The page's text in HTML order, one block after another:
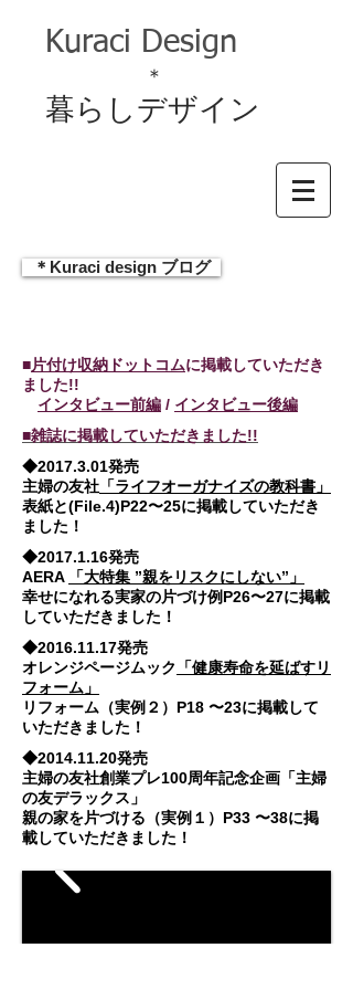
Kuraci Design
＊
暮らしデザイン
＊Kuraci design ブログ
■片付け収納ドットコムに掲載していただき
ました!!
インタビュー前編 / インタビュー後編
■雑誌に掲載していただきました!!
◆2017.3.01発売
主婦の友社 「ライフオーガナイズの教科書」
表紙と(File.4)P22〜25に掲載していただき
ました！
◆2017.1.16発売
AERA
「大特集 ”親をリスクにしない”」
幸せになれる実家の片づけ例P26〜27に掲載
していただきました！
◆2016.11.17発売
オレンジページムック
「健康寿命を延ばすリ
フォーム」
リフォーム（実例２）P18 〜23に掲載して
いただきました！
◆2014.11.20発売
主婦の友社創業プレ100周年記念企画 「主婦
の友デラックス」
親の家を片づける（実例１）P33 〜38に掲
載していただきました！